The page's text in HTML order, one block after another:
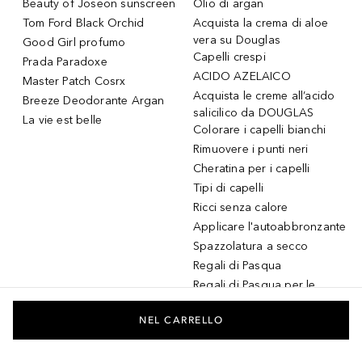
Beauty of Joseon sunscreen
Tom Ford Black Orchid
Good Girl profumo
Prada Paradoxe
Master Patch Cosrx
Breeze Deodorante Argan
La vie est belle
Olio di argan
Acquista la crema di aloe
vera su Douglas
Capelli crespi
ACIDO AZELAICO
Acquista le creme all’acido
salicilico da DOUGLAS
Colorare i capelli bianchi
Rimuovere i punti neri
Cheratina per i capelli
Tipi di capelli
Ricci senza calore
Applicare l'autoabbronzante
Spazzolatura a secco
Regali di Pasqua
Regali di Pasqua per le
donne
Regali di Pasqua per gli
NEL CARRELLO